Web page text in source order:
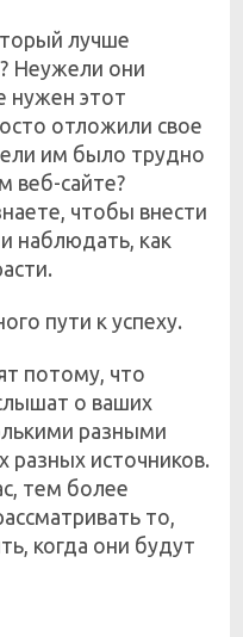
лучше
Неужели они
нужен этот
отложили свое
им было трудно
веб-сайте?
чтобы внести
наблюдать, как
пути к успеху.
потому, что
о ваших
разными
разных источников.
тем более
то,
когда они будут